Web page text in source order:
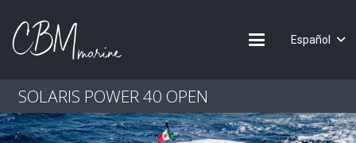
Español
SOLARIS POWER 40 OPEN